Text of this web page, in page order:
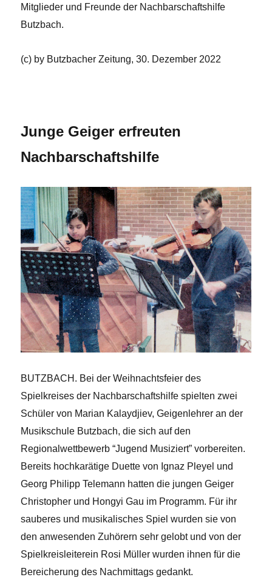
Mitglieder und Freunde der Nachbarschaftshilfe
Butzbach.
(c) by Butzbacher Zeitung, 30. Dezember 2022
Junge Geiger erfreuten
Nachbarschaftshilfe
BUTZBACH. Bei der Weihnachtsfeier des
Spielkreises der Nachbarschaftshilfe spielten zwei
Schüler von Marian Kalaydjiev, Geigenlehrer an der
Musikschule Butzbach, die sich auf den
Regionalwettbewerb “Jugend Musiziert” vorbereiten.
Bereits hochkarätige Duette von Ignaz Pleyel und
Georg Philipp Telemann hatten die jungen Geiger
Christopher und Hongyi Gau im Programm. Für ihr
sauberes und musikalisches Spiel wurden sie von
den anwesenden Zuhörern sehr gelobt und von der
Spielkreisleiterein Rosi Müller wurden ihnen für die
Bereicherung des Nachmittags gedankt.